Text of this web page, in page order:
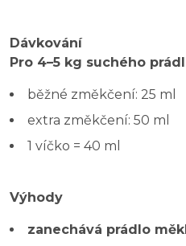
Dávkování
Pro 4–5 kg suchého
běžné změkčení: 25 ml
extra změkčení: 50 ml
1 víčko = 40 ml
Výhody
zanechává prádlo